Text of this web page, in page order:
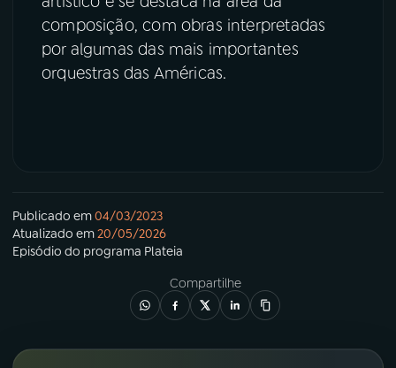
composição, com obras interpretadas
por algumas das mais importantes
orquestras das Américas.
Publicado em04/03/2023
Atualizado em20/05/2026
Episódio do programa Plateia
Compartilhe